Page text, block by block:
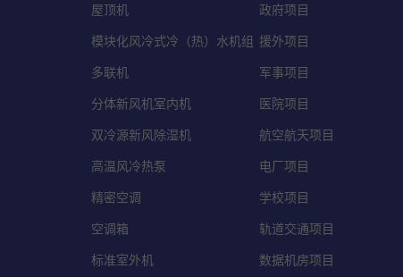
屋顶机
模块化风冷式冷（热）水机组
多联机
分体新风机室内机
双冷源新风除湿机
高温风冷热泵
精密空调
空调箱
标准室外机
政府项目
援外项目
军事项目
医院项目
航空航天项目
电厂项目
学校项目
轨道交通项目
数据机房项目